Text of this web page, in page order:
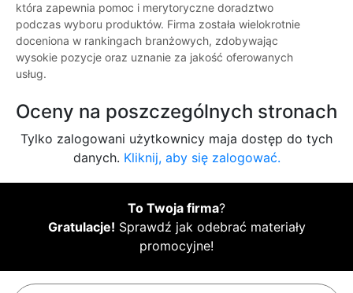
która zapewnia pomoc i merytoryczne doradztwo
podczas wyboru produktów. Firma została wielokrotnie
doceniona w rankingach branżowych, zdobywając
wysokie pozycje oraz uznanie za jakość oferowanych
usług.
Oceny na poszczególnych stronach
Tylko zalogowani użytkownicy maja dostęp do tych
danych. Kliknij, aby się zalogować.
To Twoja firma?
Gratulacje! Sprawdź jak odebrać materiały
promocyjne!